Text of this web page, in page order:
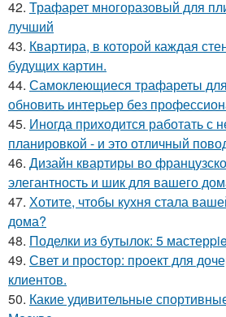
42. Трафарет многоразовый для
лучший
43. Квартира, в которой каждая
будущих картин.
44. Самоклеющиеся трафареты для
обновить интерьер без
45. Иногда приходится работать с
планировкой - и это отличный
46. Дизайн квартиры во
элегантность и шик для вашего
47. Хотите, чтобы кухня стала
дома?
48. Поделки из бутылок: 5
49. Свет и простор: проект для
клиентов.
50. Какие удивительные